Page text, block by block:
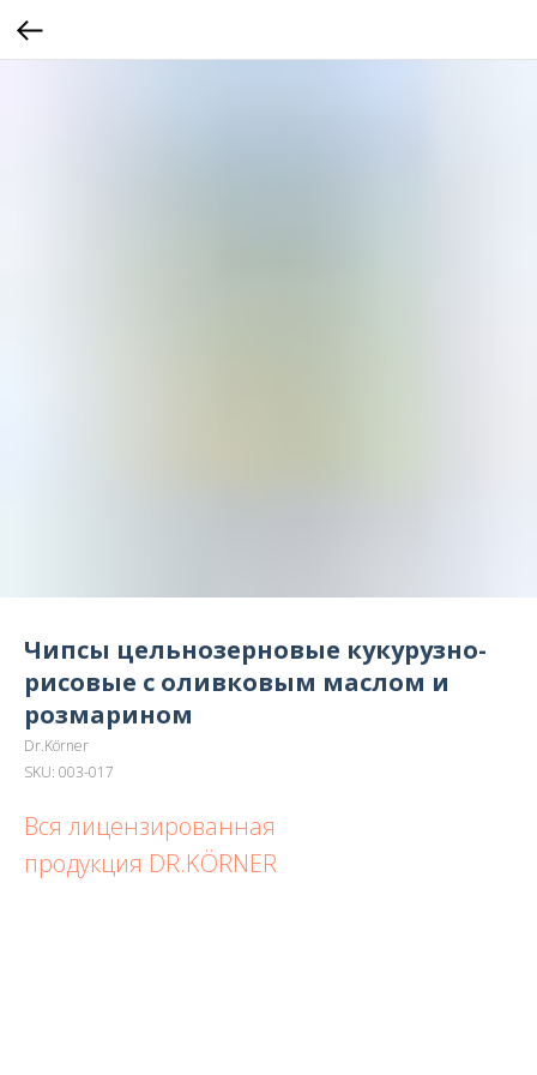
Чипсы цельнозерновые кукурузно-
рисовые с оливковым маслом и
розмарином
Dr.Körner
SKU: 003-017
Вся лицензированная
продукция DR.KÖRNER